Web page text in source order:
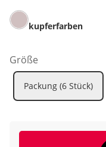
kupferfarben
Größe
Packung (6 Stück)